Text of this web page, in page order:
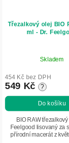
Třezalkový olej BIO
ml - Dr.
Skladem
454 Kč bez DPH
549 Kč ?
Do košíku
BIO RAW třezalkový
Feelgood lisovaný za
přírodní macerát z